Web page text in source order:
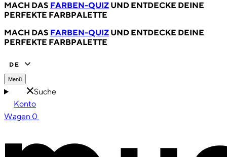
MACH DAS FARBEN-QUIZ UND ENTDECKE DEINE
PERFEKTE FARBPALETTE
MACH DAS FARBEN-QUIZ UND ENTDECKE DEINE
PERFEKTE FARBPALETTE
DE
Menü
Suche
Konto
Wagen 0